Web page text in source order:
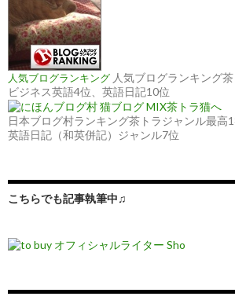
人気ブログランキング 人気ブログランキング
ビジネス英語4位、英語日記10位
日本ブログ村ランキング茶トラジャンル最高
英語日記（和英併記）ジャンル7位
こちらでも記事執筆中♫